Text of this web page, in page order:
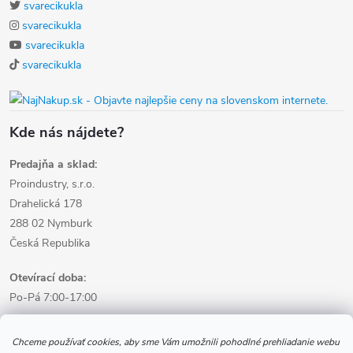
Chceme používať cookies, aby sme Vám umožnili pohodlné prehliadanie webu
svarecikukla
svarecikukla
svarecikukla
svarecikukla
Kde nás nájdete?
Predajňa a sklad:
Proindustry, s.r.o.
Drahelická 178
288 02 Nymburk
Česká Republika
Otevírací doba:
Po-Pá 7:00-17:00
Informácie pre nákup